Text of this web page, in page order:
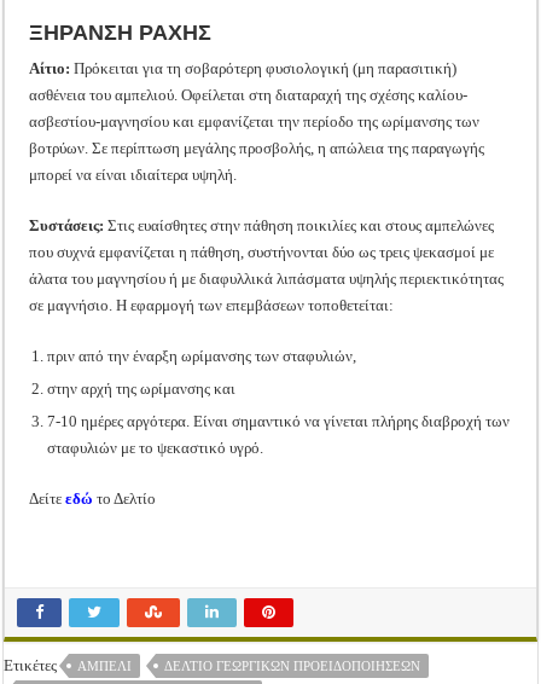
ΞΗΡΑΝΣΗ ΡΑΧΗΣ
Αίτιο:Πρόκειται για τη σοβαρότερη φυσιολογική (μη παρασιτική)
ασθένεια του αμπελιού. Οφείλεται στη διαταραχή της σχέσης καλίου-
ασβεστίου-μαγνησίου και εμφανίζεται την περίοδο της ωρίμανσης των
βοτρύων. Σε περίπτωση μεγάλης προσβολής, η απώλεια της παραγωγής
μπορεί να είναι ιδιαίτερα υψηλή.
Συστάσεις: Στις ευαίσθητες στην πάθηση ποικιλίες και στους αμπελώνες
που συχνά εμφανίζεται η πάθηση, συστήνονται δύο ως τρεις ψεκασμοί με
άλατα του μαγνησίου ή με διαφυλλικά λιπάσματα υψηλής περιεκτικότητας
σε μαγνήσιο. Η εφαρμογή των επεμβάσεων τοποθετείται:
πριν από την έναρξη ωρίμανσης των σταφυλιών,
στην αρχή της ωρίμανσης και
7-10 ημέρες αργότερα. Είναι σημαντικό να γίνεται πλήρης διαβροχή των
σταφυλιών με το ψεκαστικό υγρό.
Δείτεεδώ το Δελτίο
Ετικέτες ΑΜΠΈΛΙ
ΔΕΛΤΊΟ ΓΕΩΡΓΙΚΏΝ ΠΡΟΕΙΔΟΠΟΙΉΣΕΩΝ